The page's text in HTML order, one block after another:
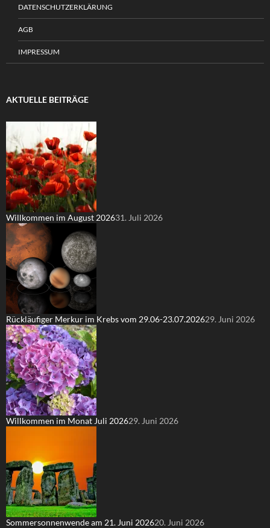
DATENSCHUTZERKLÄRUNG
AGB
IMPRESSUM
AKTUELLE BEITRÄGE
Willkommen im August 202631. Juli 2026
Rückläufiger Merkur im Krebs vom 29.06-23.07.202629. Juni 2026
Willkommen im Monat Juli 202629. Juni 2026
Sommersonnenwende am 21. Juni 202620. Juni 2026